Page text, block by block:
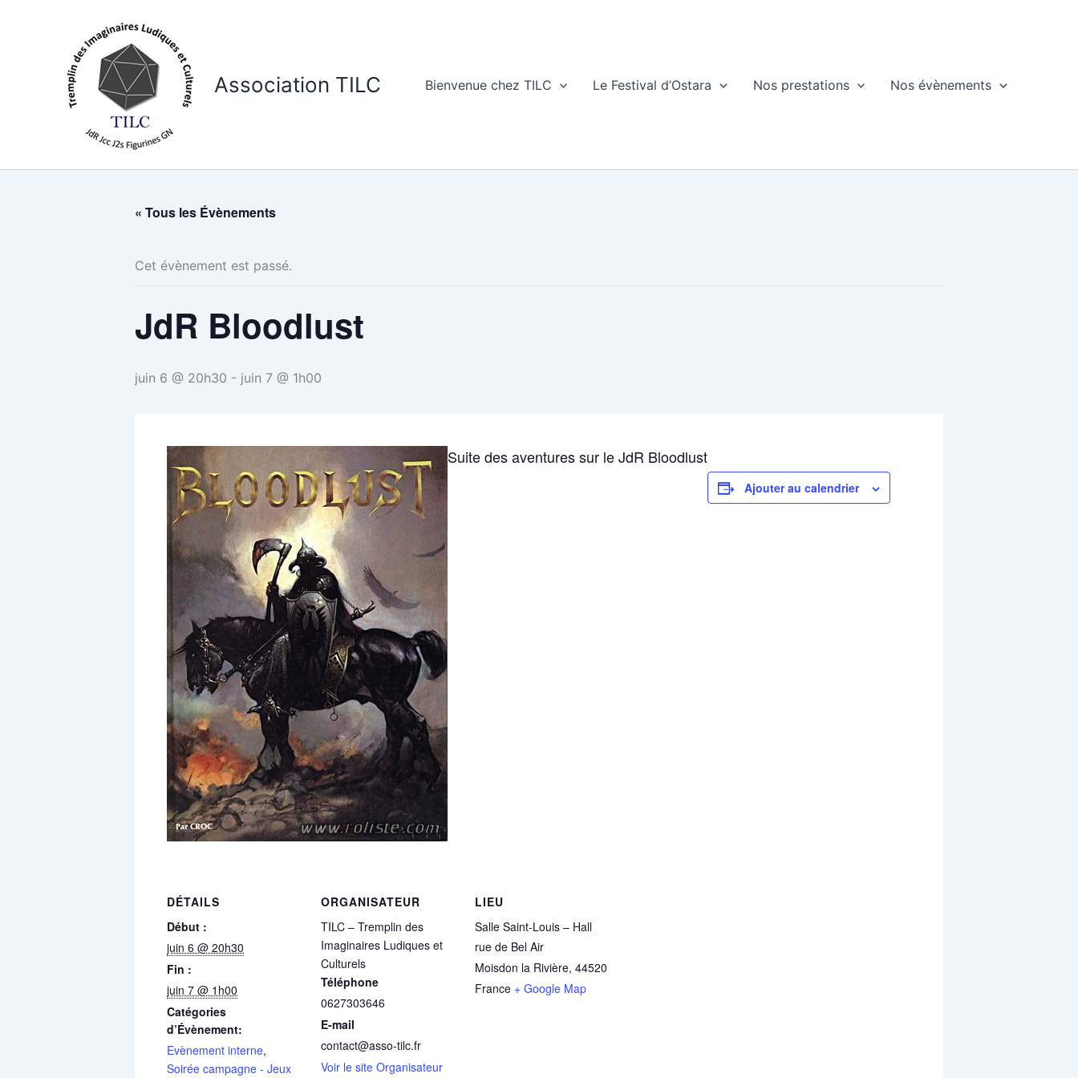
Association TILC Bienvenue chez TILC Le Festival d’Ostara Nos prestations Nos évènements
« Tous les Évènements
Cet évènement est passé.
JdR Bloodlust
juin 6 @ 20h30 - juin 7 @ 1h00
Suite des aventures sur le JdR Bloodlust
Ajouter au calendrier
DÉTAILS
Début :
juin 6 @ 20h30
Fin :
juin 7 @ 1h00
Catégories
d’Évènement:
Evènement interne,
Soirée campagne - Jeux
ORGANISATEUR
TILC – Tremplin des
Imaginaires Ludiques et
Culturels
Téléphone
0627303646
E-mail
contact@asso-tilc.fr
Voir le site Organisateur
LIEU
Salle Saint-Louis – Hall
rue de Bel Air
Moisdon la Rivière, 44520
France + Google Map